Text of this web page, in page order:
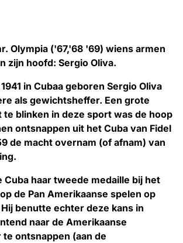
Olympia ('67,'68 '69) wiens armen
zijn hoofd: Sergio Oliva.
in Cubaa geboren Sergio Oliva
als gewichtsheffer. Een grote
blinken in deze sport was de hoop
ontsnappen uit het Cuba van Fidel
de macht overnam (of afnam) van
Cuba haar tweede medaille bij het
de Pan Amerikaanse spelen op
Hij benutte echter deze kans in
naar de Amerikaanse
te ontsnappen (aan de